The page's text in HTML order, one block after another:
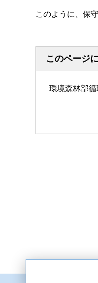
このように、保
このページ
環境森林部